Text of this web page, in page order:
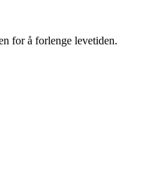
for å forlenge levetiden.